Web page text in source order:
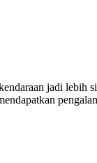
jadi lebih